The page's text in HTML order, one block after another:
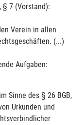
§ 7 (Vorstand):
Verein in allen
(...)
Aufgaben:
Sinne des § 26 BGB,
Urkunden und